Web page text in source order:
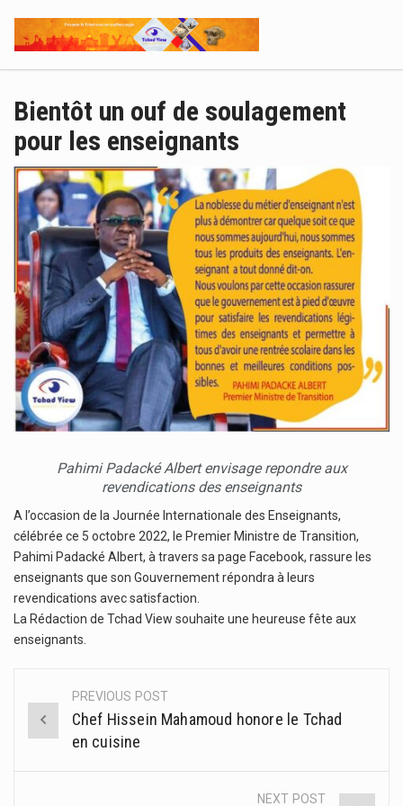
Bientôt un ouf de soulagement
pour les enseignants
Pahimi Padacké Albert envisage repondre aux
revendications des enseignants
A l’occasion de la Journée Internationale des Enseignants,
célébrée ce 5 octobre 2022, le Premier Ministre de Transition,
Pahimi Padacké Albert, à travers sa page Facebook, rassure les
enseignants que son Gouvernement répondra à leurs
revendications avec satisfaction.
La Rédaction de Tchad View souhaite une heureuse fête aux
enseignants.
Post
navigation
PREVIOUS POST
Chef Hissein Mahamoud honore le Tchad
en cuisine
NEXT POST